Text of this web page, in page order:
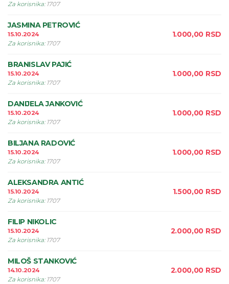
Za korisnika: 1707
JASMINA PETROVIĆ
15.10.2024
Za korisnika: 1707
1.000,00 RSD
BRANISLAV PAJIĆ
15.10.2024
Za korisnika: 1707
1.000,00 RSD
DANIJELA JANKOVIĆ
15.10.2024
Za korisnika: 1707
1.000,00 RSD
BILJANA RADOVIĆ
15.10.2024
Za korisnika: 1707
1.000,00 RSD
ALEKSANDRA ANTIĆ
15.10.2024
Za korisnika: 1707
1.500,00 RSD
FILIP NIKOLIC
15.10.2024
Za korisnika: 1707
2.000,00 RSD
MILOŠ STANKOVIĆ
14.10.2024
Za korisnika: 1707
2.000,00 RSD